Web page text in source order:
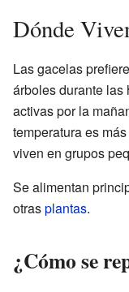
Dónde
Las gacelas
árboles durante las
activas por la
temperatura es
viven en grupos
Se alimentan
otrasplantas.
¿Cómo se